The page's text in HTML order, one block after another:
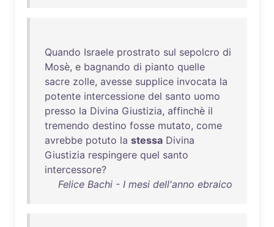
Quando Israele prostrato sul sepolcro di
Mosè, e bagnando di pianto quelle
sacre zolle, avesse supplice invocata la
potente intercessione del santo uomo
presso la Divina Giustizia, affinchè il
tremendo destino fosse mutato, come
avrebbe potuto la stessa Divina
Giustizia respingere quel santo
intercessore?
Felice Bachi - I mesi dell'anno ebraico